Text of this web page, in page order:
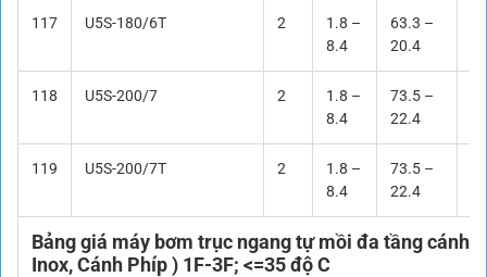
117 U5S-180/6T 2
1.8 –
8.4
63.3 –
20.4
118 U5S-200/7 2
1.8 –
8.4
73.5 –
22.4
119 U5S-200/7T 2
1.8 –
8.4
73.5 –
22.4
Bảng giá máy bơm trục ngang tự mồi đa tầng cánh
Inox, Cánh Phíp ) 1F-3F; <=35 độ C